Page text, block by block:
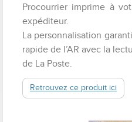
Procourrier imprime à
expéditeur.
La personnalisation
rapide de l’AR avec la
de La Poste.
Retrouvez ce produit ici